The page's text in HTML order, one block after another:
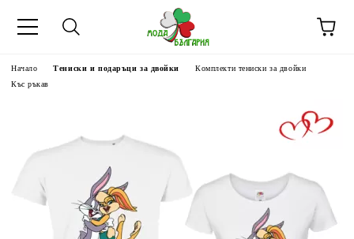
Начало Тениски и подаръци за двойки
Комплекти тениски за двойки
Къс ръкав